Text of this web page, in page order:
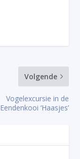
Volgende
Vogelexcursie in de
Eendenkooi ‘Haasjes’